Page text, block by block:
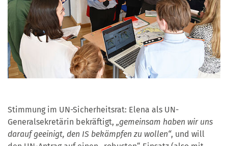
Stimmung im UN-Sicherheitsrat: Elena als UN-
Generalsekretärin bekräftigt, „gemeinsam haben wir uns
darauf geeinigt, den IS bekämpfen zu wollen“, und will